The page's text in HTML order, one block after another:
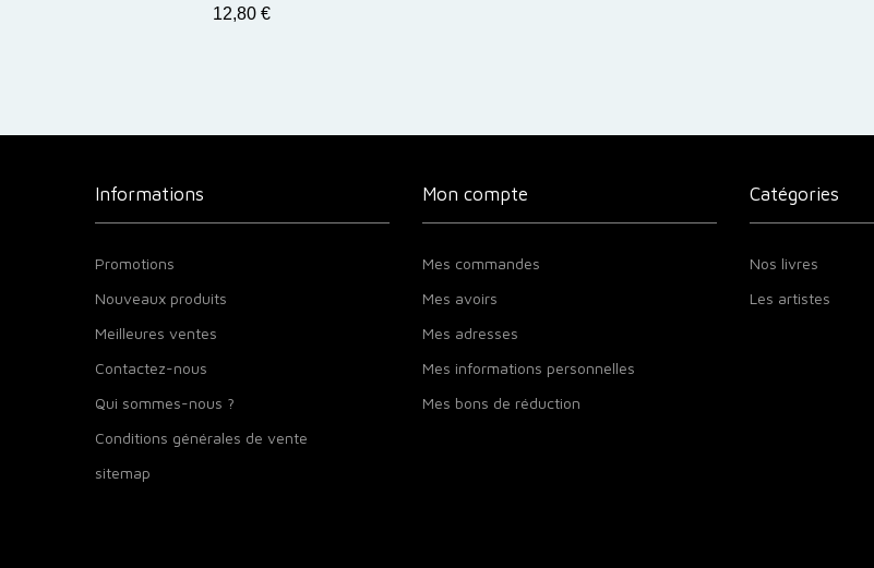
12,80 €
Informations
Promotions
Nouveaux produits
Meilleures ventes
Contactez-nous
Qui sommes-nous ?
Conditions générales de vente
sitemap
Mon compte
Mes commandes
Mes avoirs
Mes adresses
Mes informations personnelles
Mes bons de réduction
Catégories
Nos livres
Les artistes